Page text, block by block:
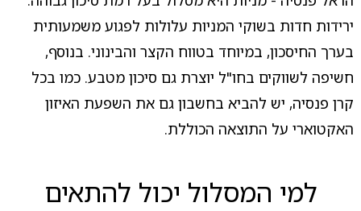
ירידות חדות בשוקי המניות עלולות לפגוע משמעותית
בערך החיסכון, במיוחד בטווח הקצר והבינוני. בנוסף,
חשיפה לשווקים בחו"ל יוצרת גם סיכון מטבע. כמו בכל
קרן פנסיה, יש להביא בחשבון גם את השפעת האיזון
האקטוארי על התוצאה הכוללת.
למי המסלול יכול להתאים